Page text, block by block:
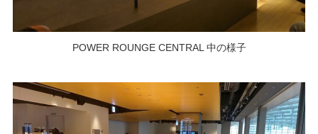
POWER ROUNGE CENTRAL 中の様子